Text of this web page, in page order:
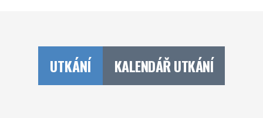
RHC Handball Club
Doprastav liga ženy
Chance Extraliga
UTKÁNÍ KALENDÁŘ UTKÁNÍ